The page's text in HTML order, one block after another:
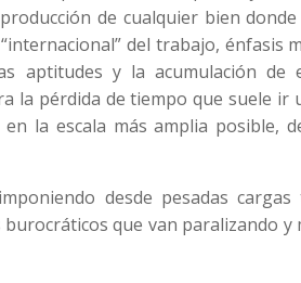
de cualquier bien donde
del trabajo, énfasis
aptitudes y la acumulación de
la pérdida de tiempo que suele ir
la escala más amplia posible,
desde pesadas
que van paralizando y